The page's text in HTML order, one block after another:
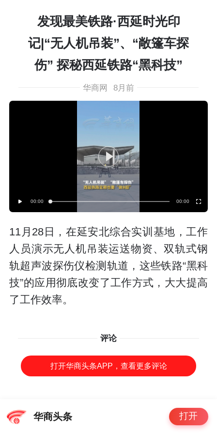
发现最美铁路·西延时光印
记|“无人机吊装”、“敞篷车探
伤” 探秘西延铁路“黑科技”
华商网 8月前
00:00 00:00
11月28日，在延安北综合实训基地，工作
人员演示无人机吊装运送物资、双轨式钢
轨超声波探伤仪检测轨道，这些铁路“黑科
技”的应用彻底改变了工作方式，大大提高
了工作效率。
评论
打开华商头条APP，查看更多评论
华商头条 打开